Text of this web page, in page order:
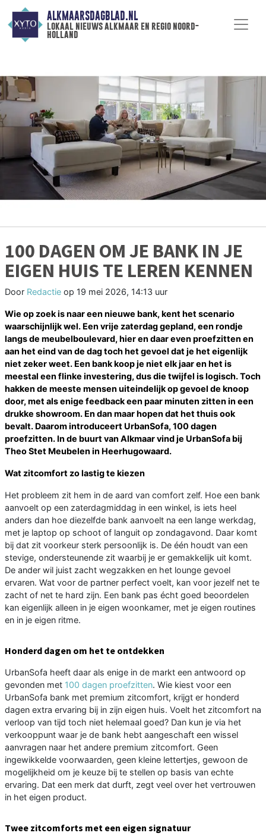
ALKMAARSDAGBLAD.NL
lokaal nieuws alkmaar en regio noord-
holland
100 DAGEN OM JE BANK IN JE
EIGEN HUIS TE LEREN KENNEN
Door Redactie op 19 mei 2026, 14:13 uur
Wie op zoek is naar een nieuwe bank, kent het scenario
waarschijnlijk wel. Een vrije zaterdag gepland, een rondje
langs de meubelboulevard, hier en daar even proefzitten en
aan het eind van de dag toch het gevoel dat je het eigenlijk
niet zeker weet. Een bank koop je niet elk jaar en het is
meestal een flinke investering, dus die twijfel is logisch. Toch
hakken de meeste mensen uiteindelijk op gevoel de knoop
door, met als enige feedback een paar minuten zitten in een
drukke showroom. En dan maar hopen dat het thuis ook
bevalt. Daarom introduceert UrbanSofa, 100 dagen
proefzitten. In de buurt van Alkmaar vind je UrbanSofa bij
Theo Stet Meubelen in Heerhugowaard.
Wat zitcomfort zo lastig te kiezen
Het probleem zit hem in de aard van comfort zelf. Hoe een bank
aanvoelt op een zaterdagmiddag in een winkel, is iets heel
anders dan hoe diezelfde bank aanvoelt na een lange werkdag,
met je laptop op schoot of languit op zondagavond. Daar komt
bij dat zit voorkeur sterk persoonlijk is. De één houdt van een
stevige, ondersteunende zit waarbij je er gemakkelijk uit komt.
De ander wil juist zacht wegzakken en het lounge gevoel
ervaren. Wat voor de partner perfect voelt, kan voor jezelf net te
zacht of net te hard zijn. Een bank pas écht goed beoordelen
kan eigenlijk alleen in je eigen woonkamer, met je eigen routines
en in je eigen ritme.
Honderd dagen om het te ontdekken
UrbanSofa heeft daar als enige in de markt een antwoord op
gevonden met 100 dagen proefzitten. Wie kiest voor een
UrbanSofa bank met premium zitcomfort, krijgt er honderd
dagen extra ervaring bij in zijn eigen huis. Voelt het zitcomfort na
verloop van tijd toch niet helemaal goed? Dan kun je via het
verkooppunt waar je de bank hebt aangeschaft een wissel
aanvragen naar het andere premium zitcomfort. Geen
ingewikkelde voorwaarden, geen kleine lettertjes, gewoon de
mogelijkheid om je keuze bij te stellen op basis van echte
ervaring. Dat een merk dat durft, zegt veel over het vertrouwen
in het eigen product.
Twee zitcomforts met een eigen signatuur